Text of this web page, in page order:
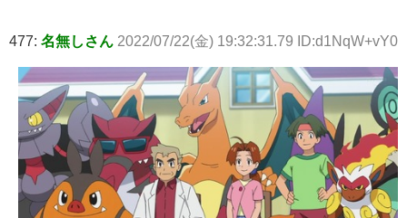
477: 名無しさん 2022/07/22(金) 19:32:31.79 ID:d1NqW+vY0